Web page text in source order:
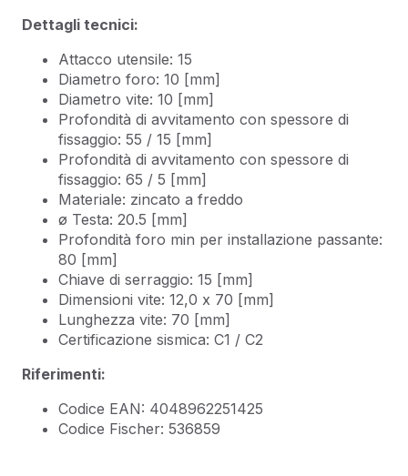
Dettagli tecnici:
Attacco utensile: 15
Diametro foro: 10 [mm]
Diametro vite: 10 [mm]
Profondità di avvitamento con spessore di
fissaggio: 55 / 15 [mm]
Profondità di avvitamento con spessore di
fissaggio: 65 / 5 [mm]
Materiale: zincato a freddo
ø Testa: 20.5 [mm]
Profondità foro min per installazione passante:
80 [mm]
Chiave di serraggio: 15 [mm]
Dimensioni vite: 12,0 x 70 [mm]
Lunghezza vite: 70 [mm]
Certificazione sismica: C1 / C2
Riferimenti:
Codice EAN: 4048962251425
Codice Fischer: 536859